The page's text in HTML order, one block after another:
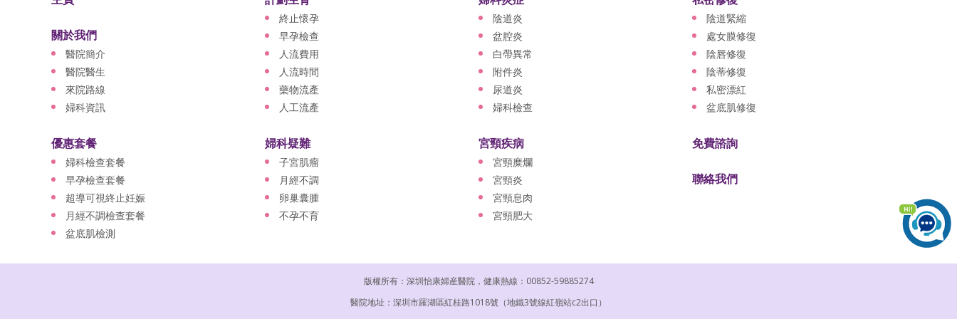
關於我們
醫院簡介
醫院醫生
來院路線
婦科資訊
優惠套餐
婦科檢查套餐
早孕檢查套餐
超導可視終止妊娠
月經不調檢查套餐
盆底肌檢測
終止懷孕
早孕檢查
人流費用
人流時間
藥物流產
人工流產
婦科疑難
子宮肌瘤
月經不調
卵巢囊腫
不孕不育
陰道炎
盆腔炎
白帶異常
附件炎
尿道炎
婦科檢查
宮頸疾病
宮頸糜爛
宮頸炎
宮頸息肉
宮頸肥大
陰道緊縮
處女膜修復
陰唇修復
陰蒂修復
私密漂紅
盆底肌修復
免費諮詢
聯絡我們
版權所有：深圳怡康婦産醫院，健康熱線：00852-59885274
醫院地址：深圳市羅湖區紅桂路1018號（地鐵3號線紅嶺站c2出口）